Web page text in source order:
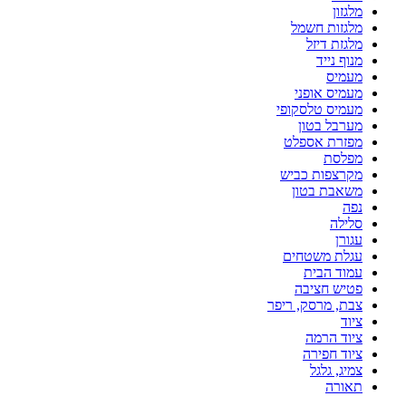
מלגזון
מלגזות חשמל
מלגזת דיזל
מנוף נייד
מעמיס
מעמיס אופני
מעמיס טלסקופי
מערבל בטון
מפזרת אספלט
מפלסת
מקרצפות כביש
משאבת בטון
נפה
סלילה
עגורן
עגלת משטחים
עמוד הבית
פטיש חציבה
צבת, מרסק, ריפר
ציוד
ציוד הרמה
ציוד חפירה
צמיג, גלגל
תאורה